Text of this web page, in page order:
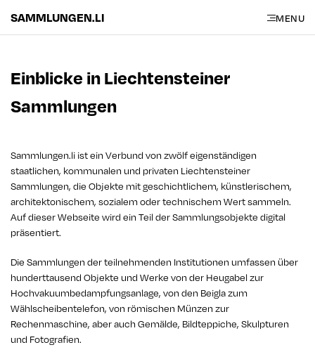
SAMMLUNGEN.LI MENU
Einblicke in Liechtensteiner
Sammlungen
Sammlungen.li ist ein Verbund von zwölf eigenständigen
staatlichen, kommunalen und privaten Liechtensteiner
Sammlungen, die Objekte mit geschichtlichem, künstlerischem,
architektonischem, sozialem oder technischem Wert sammeln.
Auf dieser Webseite wird ein Teil der Sammlungsobjekte digital
präsentiert.
Die Sammlungen der teilnehmenden Institutionen umfassen über
hunderttausend Objekte und Werke von der Heugabel zur
Hochvakuumbedampfungsanlage, von den Beigla zum
Wählscheibentelefon, von römischen Münzen zur
Rechenmaschine, aber auch Gemälde, Bildteppiche, Skulpturen
und Fotografien.